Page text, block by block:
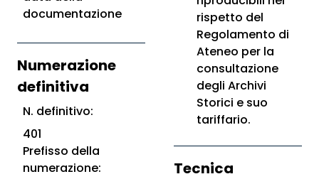
documentazione
Numerazione
definitiva
N. definitivo:
401
Prefisso della
numerazione:
rispetto del
Regolamento di
Ateneo per la
consultazione
degli Archivi
Storici e suo
tariffario.
Tecnica